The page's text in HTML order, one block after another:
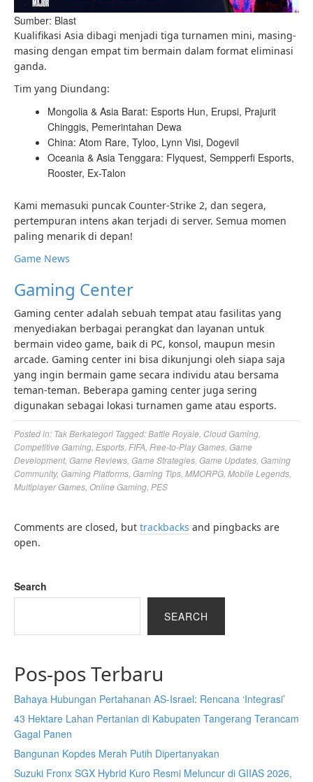
Sumber: Blast
Kualifikasi Asia dibagi menjadi tiga turnamen mini, masing-
masing dengan empat tim bermain dalam format eliminasi
ganda.
Tim yang Diundang:
Mongolia & Asia Barat: Esports Hun, Erupsi, Prajurit
Chinggis, Pemerintahan Dewa
China: Atom Rare, Tyloo, Lynn Visi, Dogevil
Oceania & Asia Tenggara: Flyquest, Sempperfi Esports,
Rooster, Ex-Talon
Kami memasuki puncak Counter-Strike 2, dan segera,
pertempuran intens akan terjadi di server. Semua momen
paling menarik di depan!
Game News
Gaming Center
Gaming center adalah sebuah tempat atau fasilitas yang
menyediakan berbagai perangkat dan layanan untuk
bermain video game, baik di PC, konsol, maupun mesin
arcade. Gaming center ini bisa dikunjungi oleh siapa saja
yang ingin bermain game secara individu atau bersama
teman-teman. Beberapa gaming center juga sering
digunakan sebagai lokasi turnamen game atau esports.
Posted in: Tak Berkategori Tagged:Battle Royale Cloud Gaming
Competitive Gaming Esports FIFA Free-to-Play Games Game
Development, Game Reviews Game Strategies Game Updates Gaming
Community, Gaming Platforms Gaming Tips MMORPG Mobile Legends
Multiplayer Games Online Gaming PES
Comments are closed, but trackbacks and pingbacks are
open.
Search
SEARCH
Pos-pos Terbaru
Bahaya Hubungan Pertahanan AS-Israel: Rencana ‘Integrasi’
43 Hektare Lahan Pertanian di Kabupaten Tangerang Terancam
Gagal Panen
Bangunan Kopdes Merah Putih Dipertanyakan
Suzuki Fronx SGX Hybrid Kuro Resmi Meluncur di GIIAS 2026,